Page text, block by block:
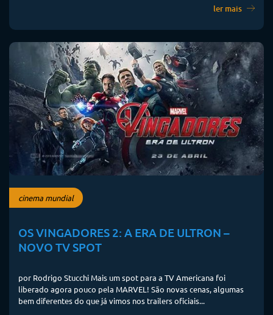
ler mais
cinema mundial
OS VINGADORES 2: A ERA DE ULTRON –
NOVO TV SPOT
por Rodrigo Stucchi Mais um spot para a TV Americana foi
liberado agora pouco pela MARVEL! São novas cenas, algumas
bem diferentes do que já vimos nos trailers oficiais...